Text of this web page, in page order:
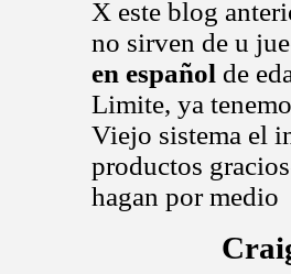
X este blog
no sirven de u
en español de
Limite, ya
Viejo sistema el
productos
hagan por medio